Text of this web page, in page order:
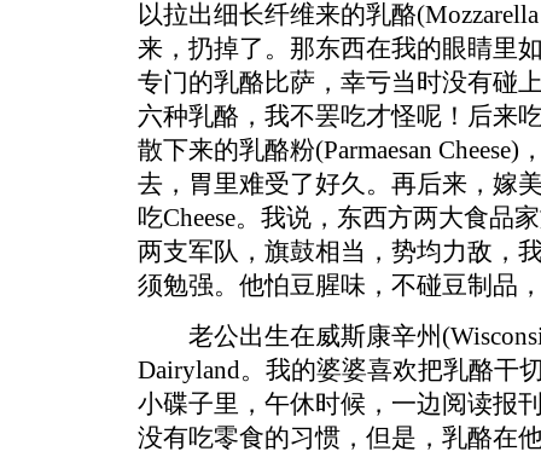
以拉出细长纤维来的乳酪
来，扔掉了。那东西在我的眼睛里
专门的乳酪比萨，幸亏当时没有碰
六种乳酪，我不罢吃才怪呢！后来
散下来的乳酪粉(Parmaesan
去，胃里难受了好久。再后来，嫁
吃Cheese。我说，东西方两大食品
两支军队，旗鼓相当，势均力敌，
须勉强。他怕豆腥味，不碰豆制品
老公出生在威斯康辛州
Dairyland。我的婆婆喜欢把乳酪干
小碟子里，午休时候，一边阅读报
没有吃零食的习惯，但是，乳酪在